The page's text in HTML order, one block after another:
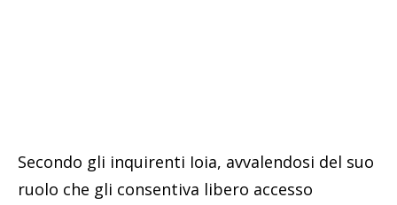
Secondo gli inquirenti Ioia, avvalendosi del suo
ruolo che gli consentiva libero accesso